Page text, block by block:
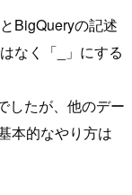
BigQueryの記述
なく「_」にする
したが、他のデー
本的なやり方は